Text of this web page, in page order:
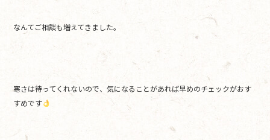
なんてご相談も増えてきました。
寒さは待ってくれないので、気になることがあれば早めのチェックがおす
すめです